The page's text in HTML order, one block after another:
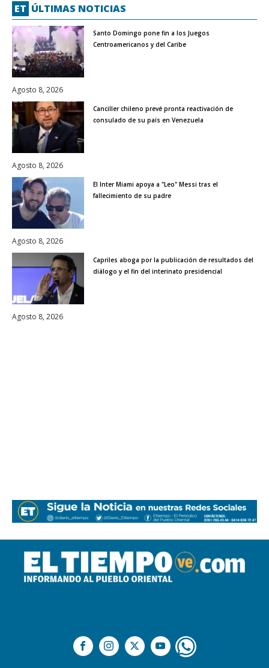
ET ÚLTIMAS NOTICIAS
Santo Domingo pone fin a los Juegos
Centroamericanos y del Caribe
Agosto 8, 2026
Canciller chileno prevé pronta reactivación de
consulado de su país en Venezuela
Agosto 8, 2026
El Inter Miami apoya a "Leo" Messi tras el
fallecimiento de su padre
Agosto 8, 2026
Capriles aboga por la publicación de resultados del
diálogo y el fin del interinato presidencial
Agosto 8, 2026